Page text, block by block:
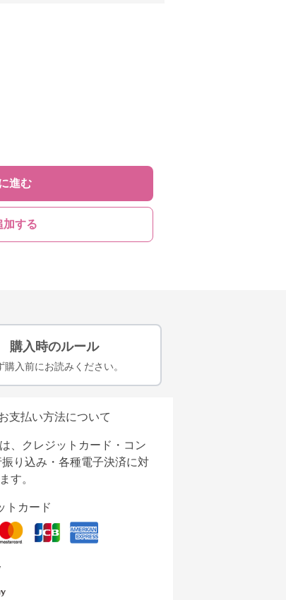
進む
加する
購入時のルール
購入前にお読みください。
支払い方法について
、クレジットカード・コン
振り込み・各種電子決済に対
す。
トカード